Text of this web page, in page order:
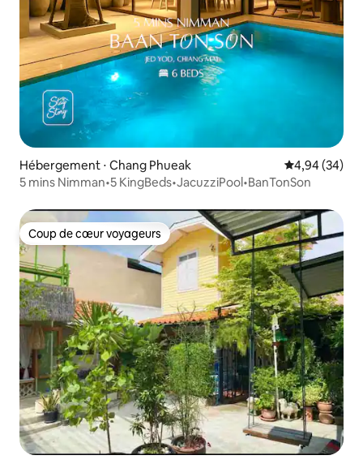
Hébergement ⋅ Chang Phueak Évaluation
4,94 (34)
5 mins Nimman•5 KingBeds•JacuzziPool•BanTonSon
Coup de cœur voyageurs
Coup de cœur voyageurs